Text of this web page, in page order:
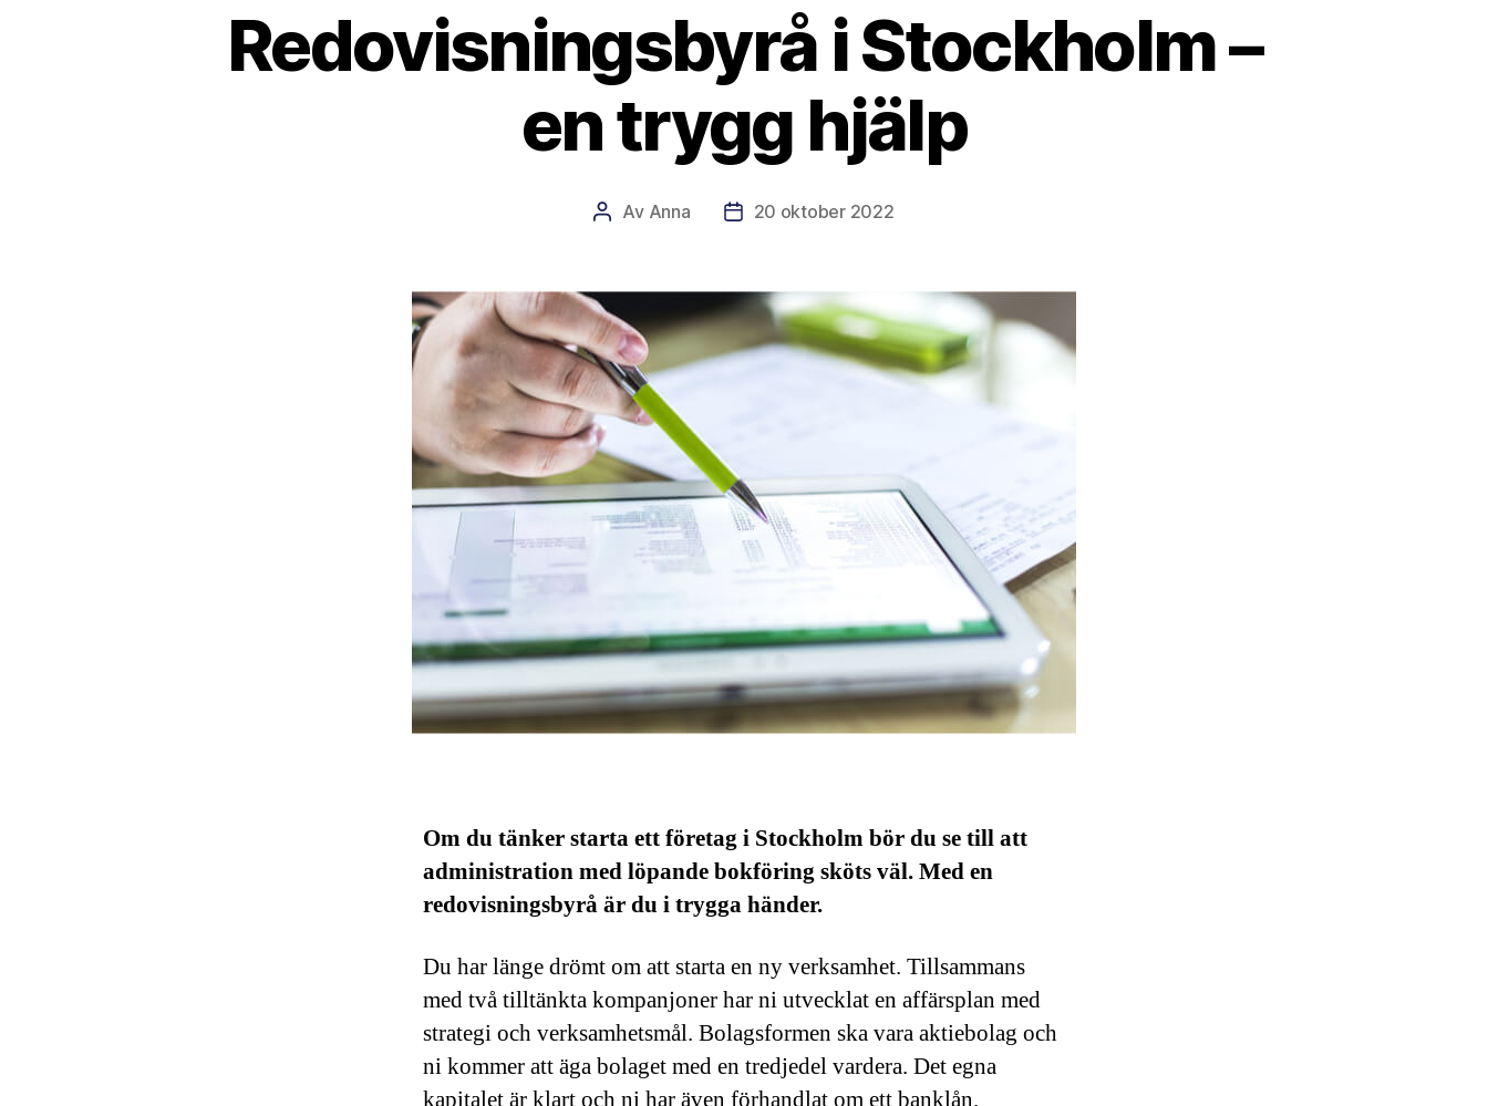
Redovisningsbyrå i Stockholm –
en trygg hjälp
Inläggsförfattare
Av Anna Inläggsdatum
20 oktober 2022
Om du tänker starta ett företag i Stockholm bör du se till att
administration med löpande bokföring sköts väl. Med en
redovisningsbyrå är du i trygga händer.
Du har länge drömt om att starta en ny verksamhet. Tillsammans
med två tilltänkta kompanjoner har ni utvecklat en affärsplan med
strategi och verksamhetsmål. Bolagsformen ska vara aktiebolag och
ni kommer att äga bolaget med en tredjedel vardera. Det egna
kapitalet är klart och ni har även förhandlat om ett banklån.